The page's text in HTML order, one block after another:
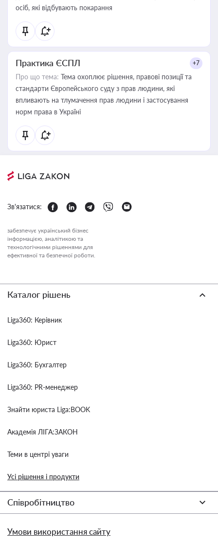
осіб, які відбувають покарання
Практика ЄСПЛ +7
Про що тема: Тема охоплює рішення, правові позиції та
стандарти Європейського суду з прав людини, які
впливають на тлумачення прав людини і застосування
норм права в Україні
Зв'язатися:
забезпечує український бізнес
інформацією, аналітикою та
технологічними рішеннями для
ефективної та безпечної роботи.
Каталог рішень
Liga360: Керівник
Liga360: Юрист
Liga360: Бухгалтер
Liga360: PR-менеджер
Знайти юриста Liga:BOOK
Академія ЛІГА:ЗАКОН
Теми в центрі уваги
Усі рішення і продукти
Співробітництво
Умови використання сайту